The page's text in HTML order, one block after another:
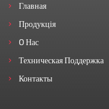
Главная
Продукція
O Нас
Техническая Поддержка
Контакты